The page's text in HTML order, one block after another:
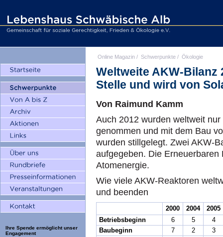
Ihre Spende ermöglicht unser
Engagement
Online Magazin / Schwerpunkte / Ökologie
Weltweite AKW-
Stelle und wird von
Von Raimund Kamm
Auch 2012 wurden weltweit
genommen und mit dem Bau
wurden stillgelegt. Zwei AKW-
aufgegeben. Die
Atomenergie.
Wie viele AKW-Reaktoren
und beenden
2000 2004
2005
Betriebsbeginn
6 5
4
Baubeginn
7 2
3